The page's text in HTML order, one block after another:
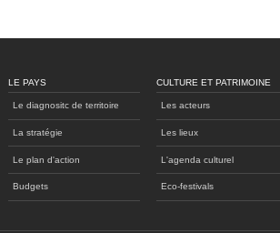
LE PAYS
Le diagnositc de territoire
La stratégie
Le plan d'action
Budgets
CULTURE ET PATRIMOINE
Les acteurs
Les lieux
L'agenda culturel
Eco-festivals